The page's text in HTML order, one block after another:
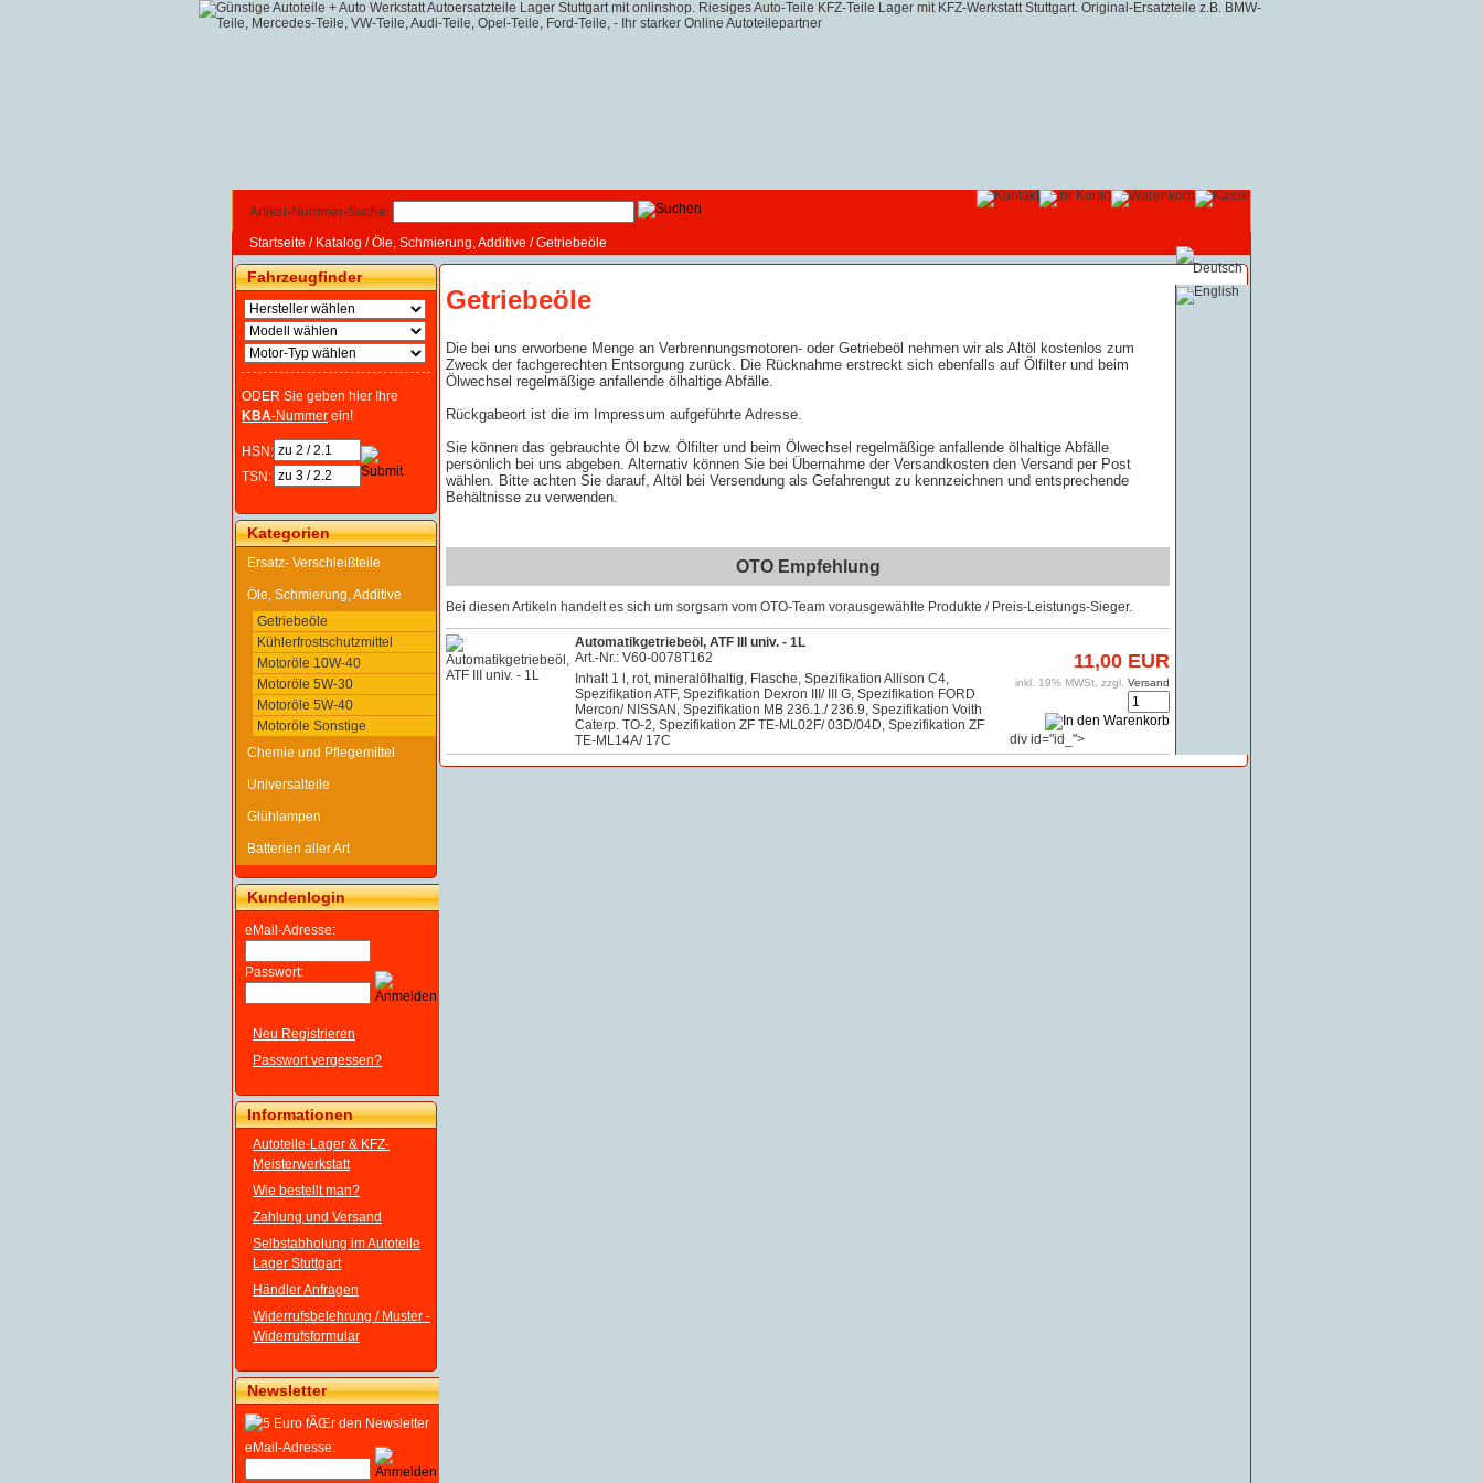
Artikel-Nummer-Suche:
Startseite / Katalog /Öle, Schmierung, Additive /Getriebeöle
Fahrzeugfinder
ODER Sie geben hier Ihre
KBA-Nummer ein!
HSN:
TSN:
Kategorien
Ersatz- Verschleißteile
Öle, Schmierung, Additive
Getriebeöle
Kühlerfrostschutzmittel
Motoröle 10W-40
Motoröle 5W-30
Motoröle 5W-40
Motoröle Sonstige
Chemie und Pflegemittel
Universalteile
Glühlampen
Batterien aller Art
Kundenlogin
eMail-Adresse:
Passwort:
Neu Registrieren
Passwort vergessen?
Informationen
Autoteile-Lager & KFZ-
Meisterwerkstatt
Wie bestellt man?
Zahlung und Versand
Selbstabholung im Autoteile
Lager Stuttgart
Händler Anfragen
Widerrufsbelehrung / Muster -
Widerrufsformular
Newsletter
eMail-Adresse:
Getriebeöle
Die bei uns erworbene Menge an Verbrennungsmotoren- oder Getriebeöl nehmen wir als Altöl kostenlos zum
Zweck der fachgerechten Entsorgung zurück. Die Rücknahme erstreckt sich ebenfalls auf Ölfilter und beim
Ölwechsel regelmäßige anfallende ölhaltige Abfälle.
Rückgabeort ist die im Impressum aufgeführte Adresse.
Sie können das gebrauchte Öl bzw. Ölfilter und beim Ölwechsel regelmäßige anfallende ölhaltige Abfälle
persönlich bei uns abgeben. Alternativ können Sie bei Übernahme der Versandkosten den Versand per Post
wählen. Bitte achten Sie darauf, Altöl bei Versendung als Gefahrengut zu kennzeichnen und entsprechende
Behältnisse zu verwenden.
OTO Empfehlung
Bei diesen Artikeln handelt es sich um sorgsam vom OTO-Team vorausgewählte Produkte / Preis-Leistungs-Sieger.
Automatikgetriebeöl, ATF III univ. - 1L
Art.-Nr.: V60-0078T162
Inhalt 1 l, rot, mineralölhaltig, Flasche, Spezifikation Allison C4,
Spezifikation ATF, Spezifikation Dexron III/ III G, Spezifikation FORD
Mercon/ NISSAN, Spezifikation MB 236.1./ 236.9, Spezifikation Voith
Caterp. TO-2, Spezifikation ZF TE-ML02F/ 03D/04D, Spezifikation ZF
TE-ML14A/ 17C
11,00 EUR
inkl. 19% MWSt, zzgl. Versand
div id="id_">